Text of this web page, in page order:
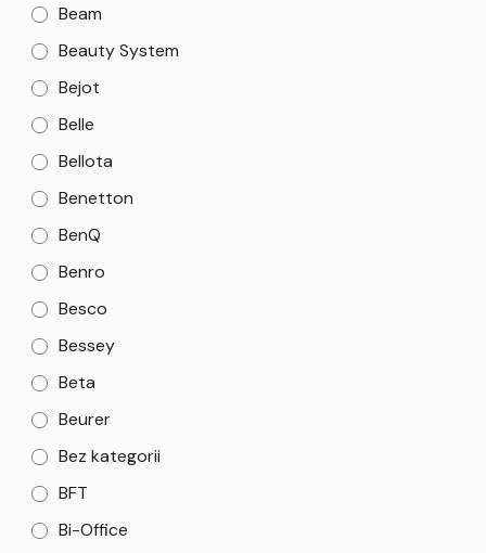
Beam
Beauty System
Bejot
Belle
Bellota
Benetton
BenQ
Benro
Besco
Bessey
Beta
Beurer
Bez kategorii
BFT
Bi-Office